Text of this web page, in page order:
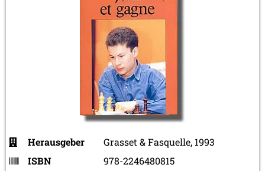
Herausgeber
Grasset & Fasquelle, 1993
ISBN
978-2246480815